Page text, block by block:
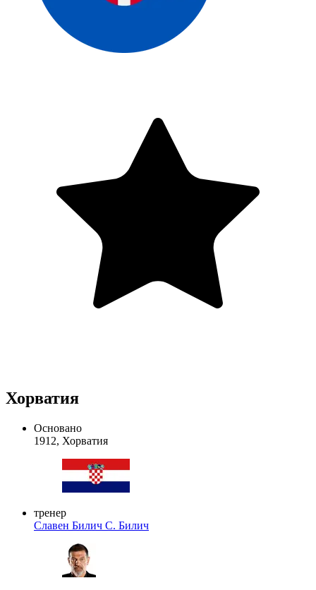
Хорватия
Основано
1912, Хорватия
тренер
Славен Билич С. Билич